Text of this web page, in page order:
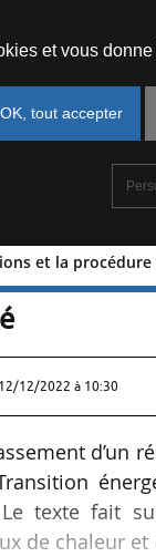
et la
12/12/2022 à 10:30
d’un
texte fait
de chaleur
et vous
tout accepter